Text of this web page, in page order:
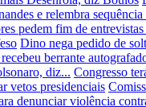
e relembra
pedem fim de
Dino nega pedido de
berrante
diz... Congresso
vetos presidenciais
denunciar violência